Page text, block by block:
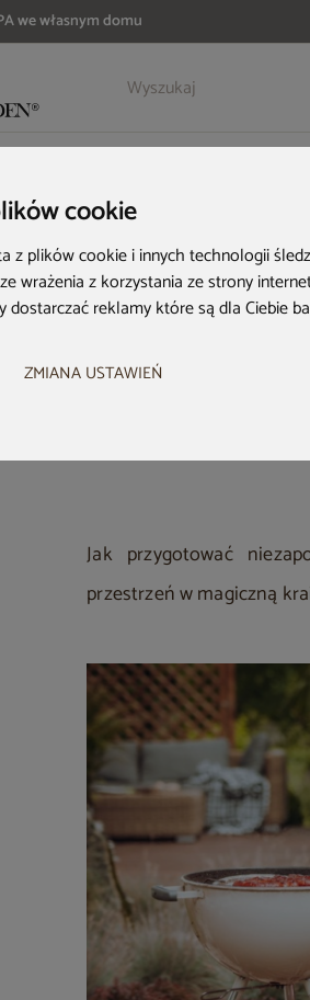
cookie
z plików cookie i innych technologii
wrażenia z korzystania ze strony
dostarczać reklamy które są dla Ciebie
ZMIANA USTAWIEŃ
we własnym domu
Jak przygotować
przestrzeń w magiczną